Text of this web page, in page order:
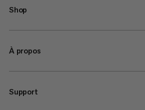
Shop
À propos
Support